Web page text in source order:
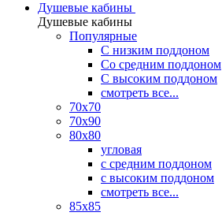
Душевые кабины
Душевые кабины
Популярные
C низким поддоном
Со средним поддоном
С высоким поддоном
смотреть все...
70х70
70х90
80х80
угловая
с средним поддоном
с высоким поддоном
смотреть все...
85х85